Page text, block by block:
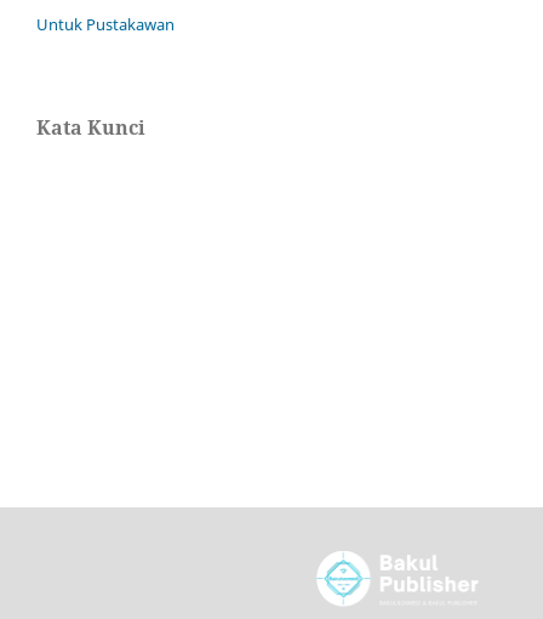
Untuk Pustakawan
Kata Kunci